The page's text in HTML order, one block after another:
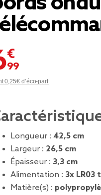
€
0,25€ d’éco-part
Longueur : 42,5 cm
Largeur : 26,5 cm
Épaisseur : 3,3 cm
Alimentation : 3x LR03
Matière(s) :